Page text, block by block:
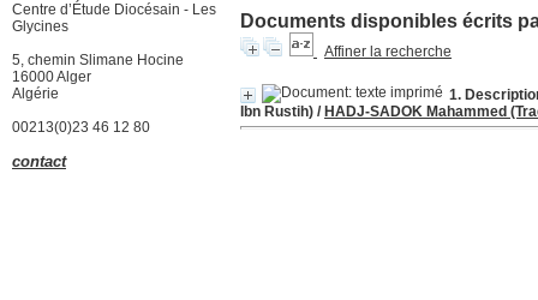
Documents disponibles écrits
Affiner la recherche
1.
Ibn Rustih) / HADJ-SADOK Mahammed
Centre d’Étude Diocésain - Les
Glycines
5, chemin Slimane Hocine
16000 Alger
Algérie
00213(0)23 46 12 80
contact